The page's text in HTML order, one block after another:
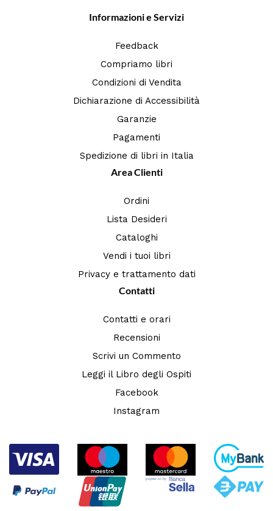
Informazioni e Servizi
Feedback
Compriamo libri
Condizioni di Vendita
Dichiarazione di Accessibilità
Garanzie
Pagamenti
Spedizione di libri in Italia
Area Clienti
Ordini
Lista Desideri
Cataloghi
Vendi i tuoi libri
Privacy e trattamento dati
Contatti
Contatti e orari
Recensioni
Scrivi un Commento
Leggi il Libro degli Ospiti
Facebook
Instagram